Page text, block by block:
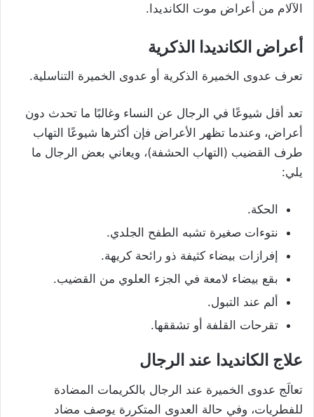
الآلام من أعراض موت الكانديدا.
أعراض الكانديدا الذكرية
تعرف عدوى الخميرة الذكرية أو عدوى الخميرة التناسلية.
تعد أقل شيوعًا في الرجال عن النساء وغالبًا ما تحدث دون
أعراض، وعندما تظهر الأعراض فإن أكثرها شيوعًا التهاب
طرف القضيب (التهاب الحشفة)، ويعاني بعض الرجال ما
يلي:
الحكة.
نتوءات صغيرة تشبه الطفح الجلدي.
إفرازات بيضاء كثيفة ذو رائحة كريهة.
بقع بيضاء لامعة في الجزء العلوي من القضيب.
ألم عند التبول.
تقرحات القلفة أو تشققها.
علاج الكانديدا عند الرجال
تعالَج عدوى الخميرة عند الرجال بالكريمات المضادة
للفطريات، وفي حالة العدوى المتكررة يوصف مضاد